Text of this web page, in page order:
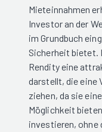
Mieteinnahmen
Investor an der
im Grundbuch
Sicherheit bietet.
Rendity eine
darstellt, die eine
ziehen, da sie
Möglichkeit
investieren, ohne